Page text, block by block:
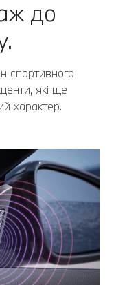
до
спортивного
які ще
характер.